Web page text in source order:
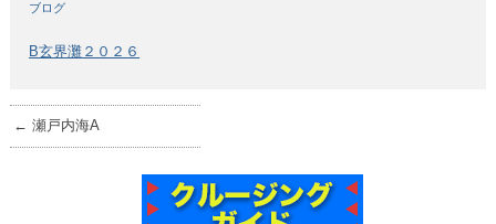
ブログ
B玄界灘２０２６
← 瀬戸内海A